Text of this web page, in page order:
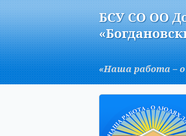
AБСУ СО ОО
«Наша работа –